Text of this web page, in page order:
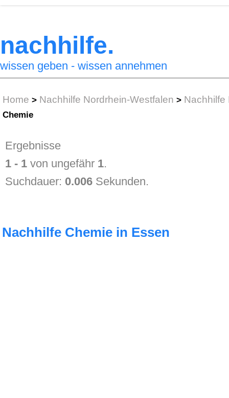
nachhilfe.
wissen geben - wissen annehmen
Home > Nachhilfe Nordrhein-Westfalen > Nachhilfe
Chemie
Ergebnisse
1 - 1 von ungefähr 1.
Suchdauer: 0.006 Sekunden.
Nachhilfe Chemie in Essen